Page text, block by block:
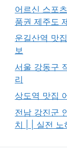
어르신 스포
품권 제주도
운길산역 맛
보
서울 강동구
리
상도역 맛집
전남 강진군
치 | | 실전 노